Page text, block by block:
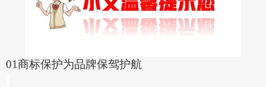
01商标保护为品牌保驾护航